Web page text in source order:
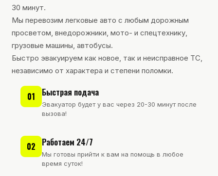
30 минут.
Мы перевозим легковые авто с любым дорожным
просветом, внедорожники, мото- и спецтехнику,
грузовые машины, автобусы.
Быстро эвакуируем как новое, так и неисправное ТС,
независимо от характера и степени поломки.
01 Быстрая подача
Эвакуатор будет у вас через 20-30 минут после
вызова!
02 Работаем 24/7
Мы готовы прийти к вам на помощь в любое
время суток!